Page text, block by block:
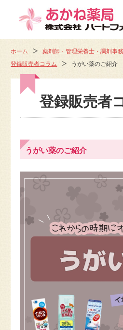
ホーム
薬剤師・管理栄養士・調剤事
登録販売者コラム
うがい薬のご紹介
登録販売者
うがい薬のご紹介